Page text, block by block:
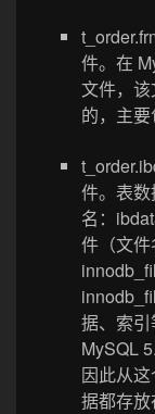
件。在
文件，
的，主要
件。表
名：
件（文
据、索
MySQL
因此从
据都存放